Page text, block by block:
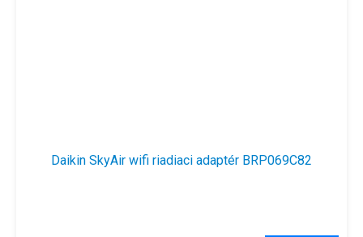
Daikin SkyAir wifi riadiaci adaptér BRP069C82